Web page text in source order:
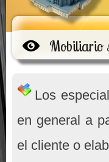
Mobiliario
Los
en general a
el cliente o